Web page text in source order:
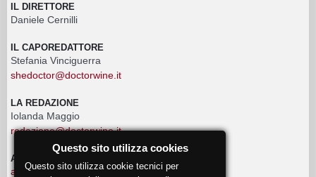
IL DIRETTORE
Daniele Cernilli
IL CAPOREDATTORE
Stefania Vinciguerra
shedoctor@doctorwine.it
LA REDAZIONE
Iolanda Maggio
redazione@doctorwine.it
ADVERTISING
advertising@doctorwine.it
Questo sito utilizza cookies
Questo sito utilizza cookie tecnici per